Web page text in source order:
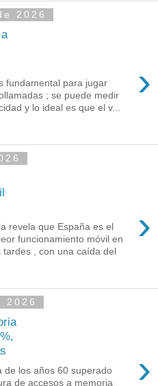
2026
›
fundamental para jugar
; se puede medir
y lo ideal es que el v...
›
revela que España es el
funcionamiento móvil en
tardes , con una caída del
2026
›
de los años 60 superado
de accesos a memoria